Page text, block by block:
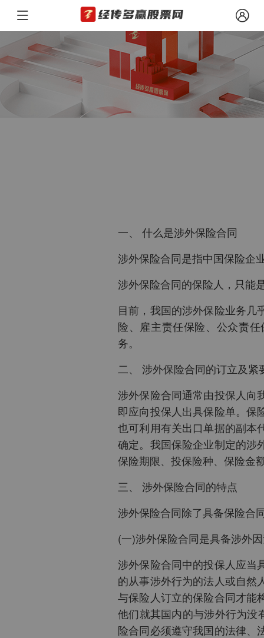
一、 什么是涉外保险合同
涉外保险合同是指中国保险企
涉外保险合同的保险人，只能
目前，我国的涉外保险业务几
险、雇主责任保险、公众责
务。
二、 涉外保险合同的订立及紧
涉外保险合同通常由投保人向
即应向投保人出具保险单。保
也可利用有关出口单据的副本
确定。我国保险企业制定的涉
保险期限、投保险种、保险金
三、 涉外保险合同的特点
涉外保险合同除了具备保险合
(一)涉外保险合同是具备涉外
涉外保险合同中的投保人应当
的从事涉外行为的法人或自然
与保险人订立的保险合同才能
他们就其国内的与涉外行为没
险合同必须遵守我国的法律、